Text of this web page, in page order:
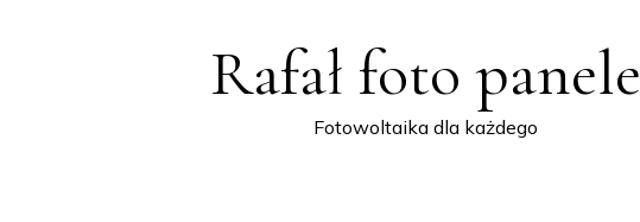
Rafał foto panele
Fotowoltaika dla każdego